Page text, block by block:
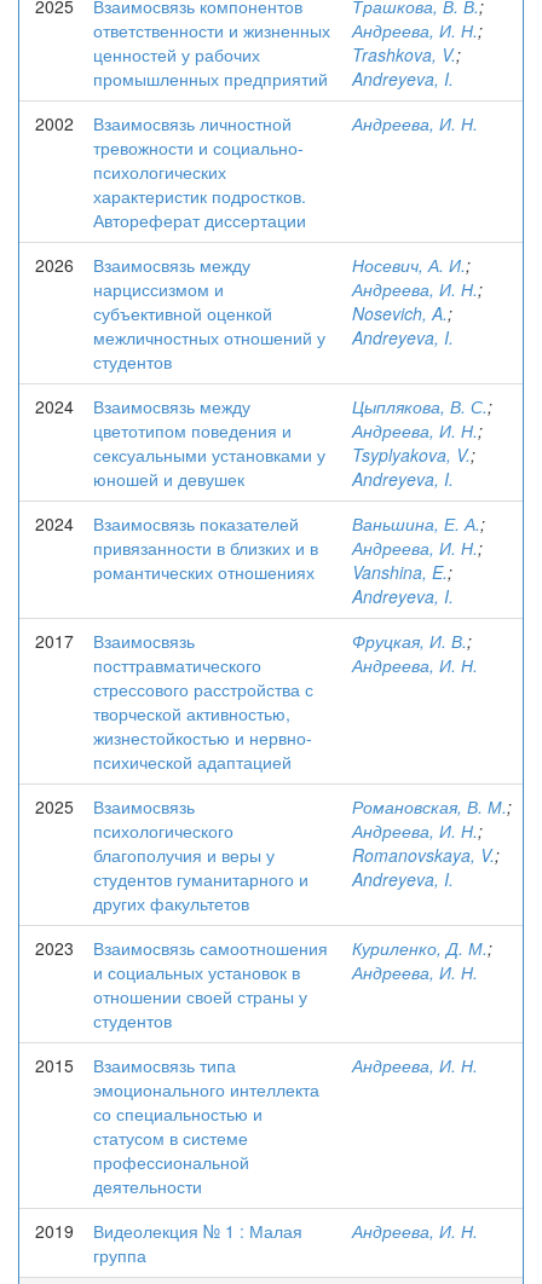
2025
Взаимосвязь компонентов
ответственности и жизненных
ценностей у рабочих
промышленных предприятий
Трашкова, В. В.;
Андреева, И. Н.;
Trashkova, V.;
Andreyeva, I.
2002
Взаимосвязь личностной
тревожности и социально-
психологических
характеристик подростков.
Автореферат диссертации
Андреева, И. Н.
2026
Взаимосвязь между
нарциссизмом и
субъективной оценкой
межличностных отношений у
студентов
Носевич, А. И.;
Андреева, И. Н.;
Nosevich, A.;
Andreyeva, I.
2024
Взаимосвязь между
цветотипом поведения и
сексуальными установками у
юношей и девушек
Цыплякова, В. С.;
Андреева, И. Н.;
Tsyplyakova, V.;
Andreyeva, I.
2024
Взаимосвязь показателей
привязанности в близких и в
романтических отношениях
Ваньшина, Е. А.;
Андреева, И. Н.;
Vanshina, E.;
Andreyeva, I.
2017
Взаимосвязь
посттравматического
стрессового расстройства с
творческой активностью,
жизнестойкостью и нервно-
психической адаптацией
Фруцкая, И. В.;
Андреева, И. Н.
2025
Взаимосвязь
психологического
благополучия и веры у
студентов гуманитарного и
других факультетов
Романовская, В. М.;
Андреева, И. Н.;
Romanovskaya, V.;
Andreyeva, I.
2023
Взаимосвязь самоотношения
и социальных установок в
отношении своей страны у
студентов
Куриленко, Д. М.;
Андреева, И. Н.
2015
Взаимосвязь типа
эмоционального интеллекта
со специальностью и
статусом в системе
профессиональной
деятельности
Андреева, И. Н.
2019
Видеолекция № 1 : Малая
группа
Андреева, И. Н.